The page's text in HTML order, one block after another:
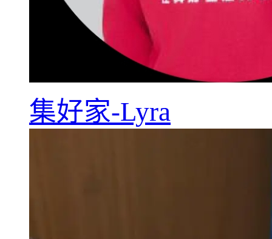
集好家-Lyra